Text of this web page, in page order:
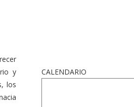
y
los
CALENDARIO